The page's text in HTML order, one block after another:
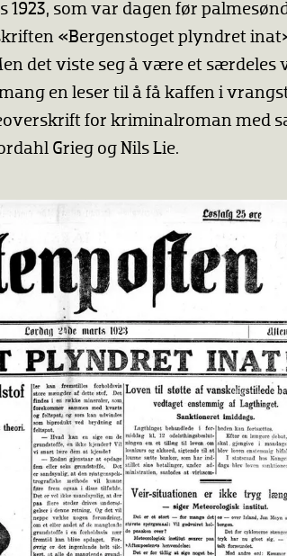
1923, som var dagen før
«Bergenstoget plyndret
det viste seg å være et særdeles
en leser til å få kaffen i
for kriminalroman med
Grieg og Nils Lie.